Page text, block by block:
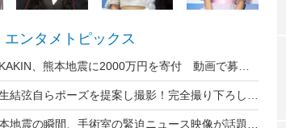
エンタメトピックス